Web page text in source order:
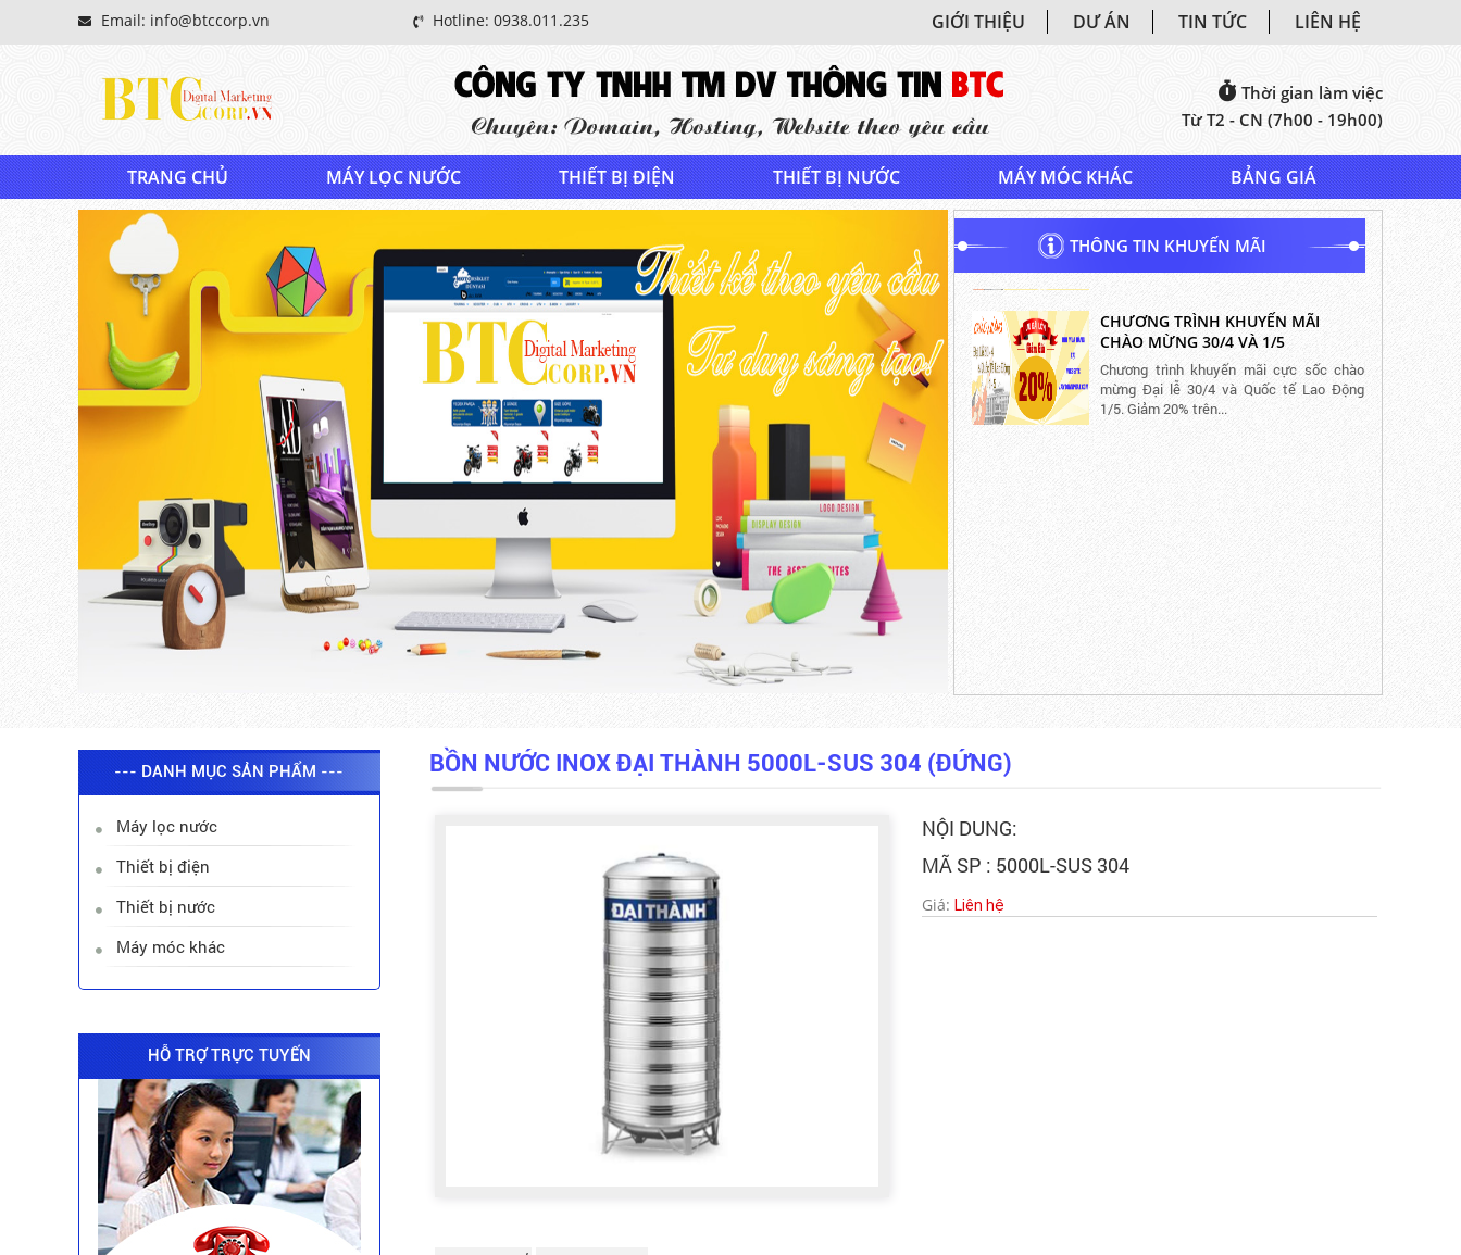
Email: info@btccorp.vn Hotline: 0938.011.235 GIỚI THIỆU DƯ ÁN TIN TỨC LIÊN HỆ
Thời gian làm việc
Từ T2 - CN (7h00 - 19h00)
TRANG CHỦ MÁY LỌC NƯỚC THIẾT BỊ ĐIỆN THIẾT BỊ NƯỚC MÁY MÓC KHÁC BẢNG GIÁ
THÔNG TIN KHUYẾN MÃI
CHƯƠNG TRÌNH KHUYẾN MÃI
Chương trình khuyến mãi cực sốc chào
mừng Đại lễ 30/4 và Quốc tế Lao Động
1/5. Giảm 20% trên...
CHƯƠNG TRÌNH KHUYẾN MÃI
--- DANH MỤC SẢN PHẨM ---
Máy lọc nước
Thiết bị điện
Thiết bị nước
Máy móc khác
HỖ TRỢ TRỰC TUYẾN
BỒN NƯỚC INOX ĐẠI THÀNH 5000L-SUS 304 (ĐỨNG)
NỘI DUNG:
MÃ SP : 5000L-SUS 304
Giá:Liên hệ